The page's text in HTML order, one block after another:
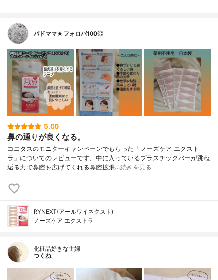
バドママ★フォロバ100◎
5.00
鼻の通りが良くなる。
コエタスのモニターキャンペーンでもらった「ノーズケア エクスト
ラ」についてのレビューです。中に入っているプラスチックバーが跳ね
返る力で鼻腔を広げてくれる鼻腔拡張…続きを見る
RYNEXT(アールワイネクスト)
ノーズケア エクストラ
化粧品好きな主婦
つくね